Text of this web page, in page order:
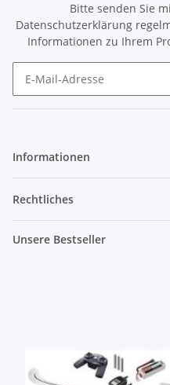
Bitte senden Sie
Datenschutzerklärung
Informationen zu Ihrem
Informationen
Rechtliches
Unsere Bestseller